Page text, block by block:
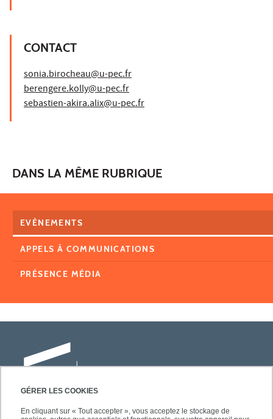
GÉRER LES COOKIES
En cliquant sur « Tout accepter », vous acceptez le stockage de
CONTACT
sonia.birocheau@u-pec.fr
berengere.kolly@u-pec.fr
sebastien-akira.alix@u-pec.fr
DANS LA MÊME RUBRIQUE
EVÈNEMENTS
APPELS À COMMUNICATIONS
PRÉSENCE MÉDIA